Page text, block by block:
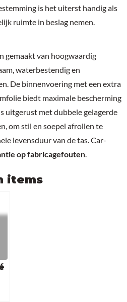
is het uiterst handig als
ruimte in beslag nemen.
gemaakt van hoogwaardig
waterbestendig en
De binnenvoering met een extra
biedt maximale bescherming
uitgerust met dubbele gelagerde
om stil en soepel afrollen te
levensduur van de tas. Car-
op fabricagefouten.
items